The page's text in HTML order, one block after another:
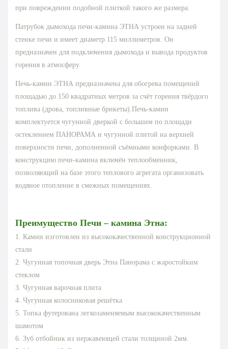
при повреждении подобной плиткой такого же размера.
Патрубок дымохода печи-камина ЭТНА устроен на задней
стенке печи и имеет диаметр 115 миллиметров. Он
предназначен для подключения дымохода и вывода продуктов
горения в атмосферу.
Печь-камин ЭТНА предназначена для обогрева помещений
площадью до 150 квадратных метров за счёт горения твёрдого
топлива (дрова, топливные брикеты).Печь-камин
комплектуется чугунной дверкой с большим по площади
остеклением ПАНОРАМА и чугунной плитой на верхней
поверхности печи, дополненной съёмными конфорками. В
конструкцию печи-камина включён теплообменник,
позволяющий на базе этого теплового агрегата организовать
водяное отопление в смежных помещениях.
Преимущество Печи – камина Этна:
1. Камин изготовлен из высококачественной конструкционной
стали
2. Чугунная топочная дверь Этна Панорама с жаростойким
стеклом
3. Чугунная варочная плита
4. Чугунная колосниковая решётка
5. Топка футерована легкозаменяемым высококачественным
шамотом
6. Зуб отбойник из нержавеющей стали толщиной 2мм.